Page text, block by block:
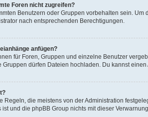
Foren nicht zugreifen?
Benutzern oder Gruppen vorbehalten sein.
nach entsprechenden Berechtigungen.
anfügen?
für Foren, Gruppen und einzelne Benutzer
Gruppen dürfen Dateien hochladen. Du kannst
Regeln, die meistens von der Administration
und die phpBB Group nichts mit dieser